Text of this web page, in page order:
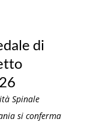
di
Spinale
si conferma